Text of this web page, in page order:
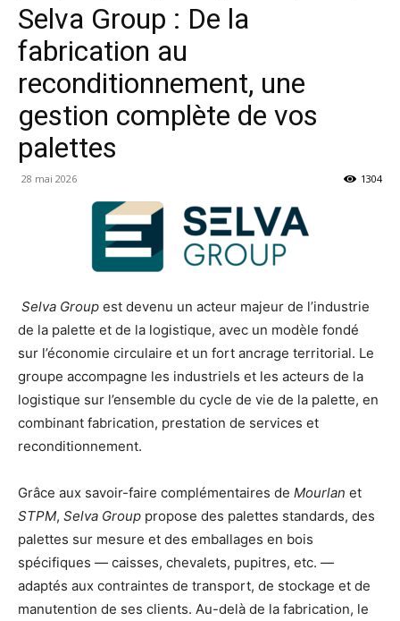
Selva Group : De la
fabrication au
reconditionnement, une
gestion complète de vos
palettes
28 mai 2026 1304
Selva Group est devenu un acteur majeur de l’industrie
de la palette et de la logistique, avec un modèle fondé
sur l’économie circulaire et un fort ancrage territorial. Le
groupe accompagne les industriels et les acteurs de la
logistique sur l’ensemble du cycle de vie de la palette, en
combinant fabrication, prestation de services et
reconditionnement.
Grâce aux savoir-faire complémentaires de Mourlan et
STPM, Selva Group propose des palettes standards, des
palettes sur mesure et des emballages en bois
spécifiques — caisses, chevalets, pupitres, etc. —
adaptés aux contraintes de transport, de stockage et de
manutention de ses clients. Au-delà de la fabrication, le